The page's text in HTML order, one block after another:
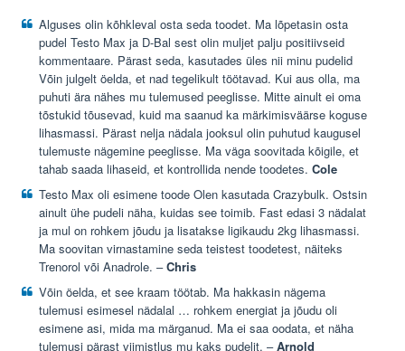
Alguses olin kõhkleval osta seda toodet. Ma lõpetasin osta
pudel Testo Max ja D-Bal sest olin muljet palju positiivseid
kommentaare. Pärast seda, kasutades üles nii minu pudelid
Võin julgelt öelda, et nad tegelikult töötavad. Kui aus olla, ma
puhuti ära nähes mu tulemused peeglisse. Mitte ainult ei oma
tõstukid tõusevad, kuid ma saanud ka märkimisväärse koguse
lihasmassi. Pärast nelja nädala jooksul olin puhutud kaugusel
tulemuste nägemine peeglisse. Ma väga soovitada kõigile, et
tahab saada lihaseid, et kontrollida nende toodetes. Cole
Testo Max oli esimene toode Olen kasutada Crazybulk. Ostsin
ainult ühe pudeli näha, kuidas see toimib. Fast edasi 3 nädalat
ja mul on rohkem jõudu ja lisatakse ligikaudu 2kg lihasmassi.
Ma soovitan virnastamine seda teistest toodetest, näiteks
Trenorol või Anadrole. –Chris
Võin öelda, et see kraam töötab. Ma hakkasin nägema
tulemusi esimesel nädalal … rohkem energiat ja jõudu oli
esimene asi, mida ma märganud. Ma ei saa oodata, et näha
tulemusi pärast viimistlus mu kaks pudelit. –Arnold